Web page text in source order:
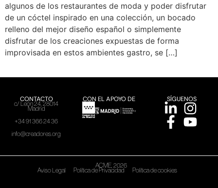
algunos de los restaurantes de moda y poder disfrutar
de un cóctel inspirado en una colección, un bocado
relleno del mejor diseño español o simplemente
disfrutar de los creaciones expuestas de forma
improvisada en estos ambientes gastro, se […]
CONTACTO
c/ León 24, 28014
Madrid
+34 91 366 24 36
info@creadores.org
CON EL APOYO DE SÍGUENOS
ACME, 2026
Aviso Legal Política de Privacidad Política de cookies